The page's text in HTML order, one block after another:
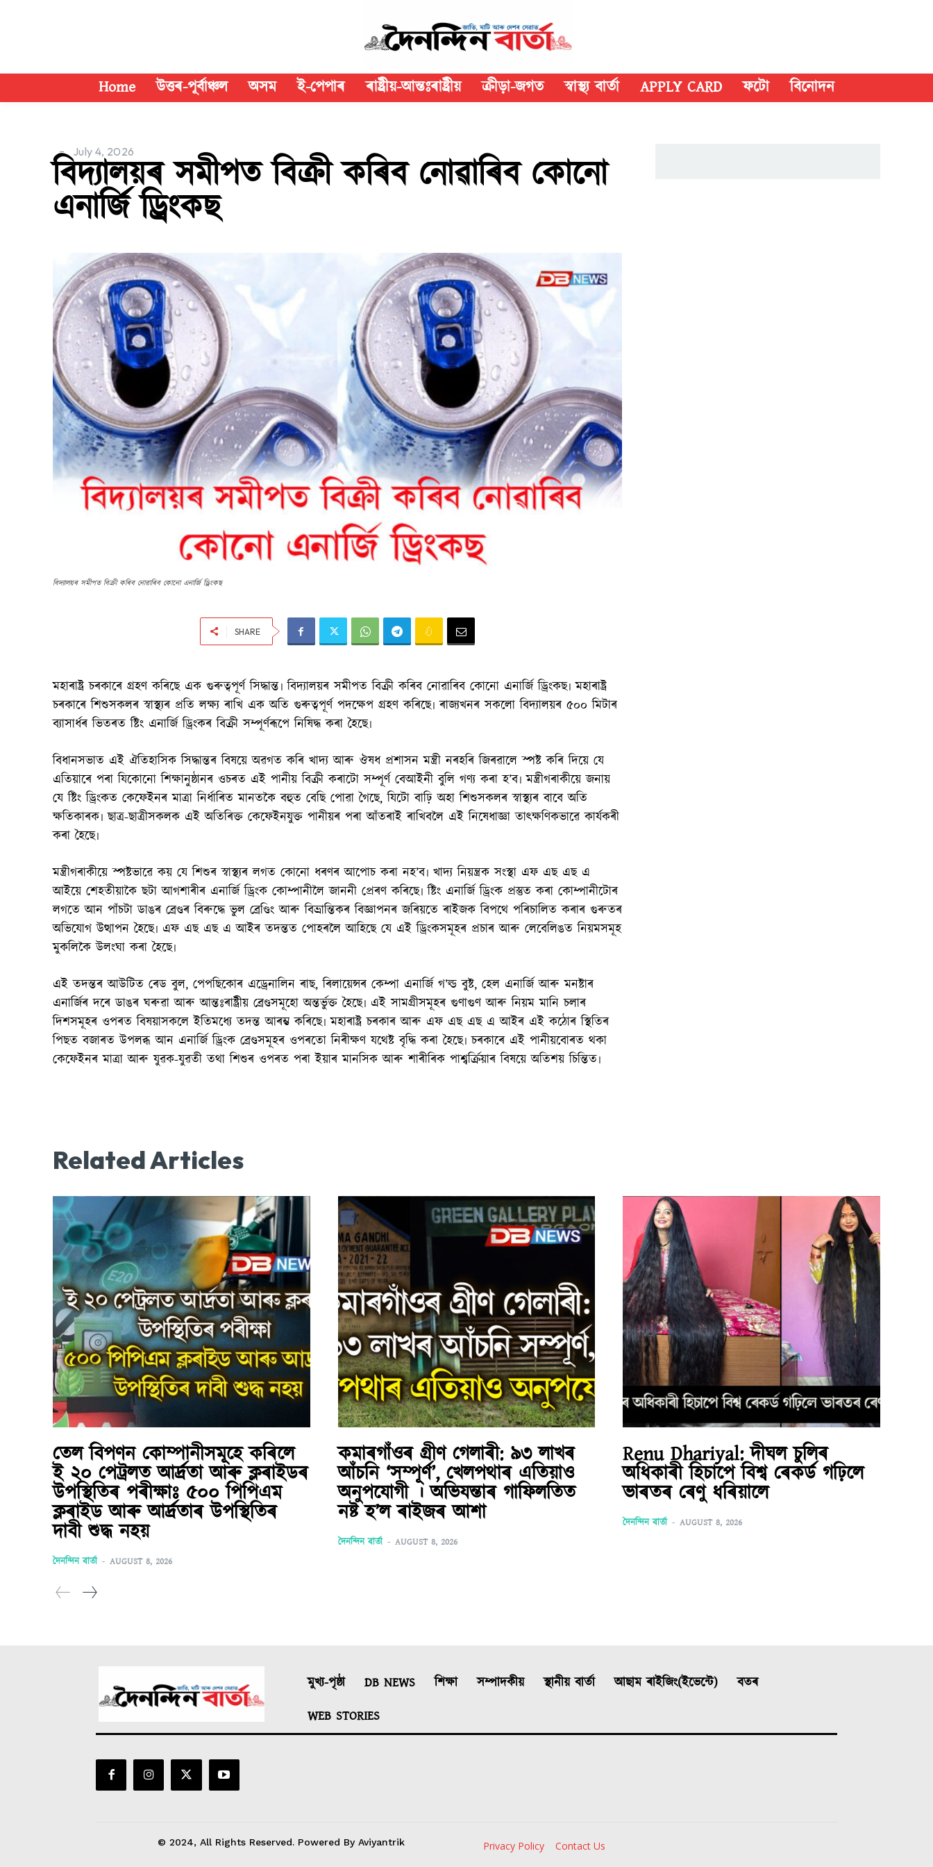
Home উত্তৰ-পূৰ্বাঞ্চল অসম ই-পেপাৰ ৰাষ্ট্ৰীয়-আন্তঃৰাষ্ট্ৰীয় ক্রীড়া-জগত স্বাস্থ্য বাৰ্তা APPLY CARD ফটো বিনোদন
July 4, 2026
বিদ্যালয়ৰ সমীপত বিক্ৰী কৰিব নোৱাৰিব কোনো
এনাৰ্জি ড্ৰিংকছ
বিদ্যালয়ৰ সমীপত বিক্ৰী কৰিব নোৱাৰিব কোনো এনাৰ্জি ড্ৰিংকছ
SHARE
মহাৰাষ্ট্ৰ চৰকাৰে গ্ৰহণ কৰিছে এক গুৰুত্বপূৰ্ণ সিদ্ধান্ত৷ বিদ্যালয়ৰ সমীপত বিক্ৰী কৰিব নোৱাৰিব কোনো এনাৰ্জি ড্ৰিংকছ৷ মহাৰাষ্ট্ৰ
চৰকাৰে শিশুসকলৰ স্বাস্থ্যৰ প্ৰতি লক্ষ্য ৰাখি এক অতি গুৰুত্বপূৰ্ণ পদক্ষেপ গ্ৰহণ কৰিছে৷ ৰাজ্যখনৰ সকলো বিদ্যালয়ৰ ৫০০ মিটাৰ
ব্যাসাৰ্ধৰ ভিতৰত ষ্টিং এনাৰ্জি ড্ৰিংকৰ বিক্ৰী সম্পূৰ্ণৰূপে নিষিদ্ধ কৰা হৈছে৷
বিধানসভাত এই ঐতিহাসিক সিদ্ধান্তৰ বিষয়ে অৱগত কৰি খাদ্য আৰু ঔষধ প্ৰশাসন মন্ত্ৰী নৰহৰি জিৰৱালে স্পষ্ট কৰি দিয়ে যে
এতিয়াৰে পৰা যিকোনো শিক্ষানুষ্ঠানৰ ওচৰত এই পানীয় বিক্ৰী কৰাটো সম্পূৰ্ণ বেআইনী বুলি গণ্য কৰা হ’ব৷ মন্ত্ৰীগৰাকীয়ে জনায়
যে ষ্টিং ড্ৰিংকত কেফেইনৰ মাত্ৰা নিৰ্ধাৰিত মানতকৈ বহুত বেছি পোৱা গৈছে, যিটো বাঢ়ি অহা শিশুসকলৰ স্বাস্থ্যৰ বাবে অতি
ক্ষতিকাৰক৷ ছাত্ৰ-ছাত্ৰীসকলক এই অতিৰিক্ত কেফেইনযুক্ত পানীয়ৰ পৰা আঁতৰাই ৰাখিবলৈ এই নিষেধাজ্ঞা তাৎক্ষণিকভাৱে কাৰ্যকৰী
কৰা হৈছে৷
মন্ত্ৰীগৰাকীয়ে স্পষ্টভাৱে কয় যে শিশুৰ স্বাস্থ্যৰ লগত কোনো ধৰণৰ আপোচ কৰা নহ’ব৷ খাদ্য নিয়ন্ত্ৰক সংস্থা এফ এছ এছ এ
আইয়ে শেহতীয়াকৈ ছটা আগশাৰীৰ এনাৰ্জি ড্ৰিংক কোম্পানীলৈ জাননী প্ৰেৰণ কৰিছে৷ ষ্টিং এনাৰ্জি ড্ৰিংক প্ৰস্তুত কৰা কোম্পানীটোৰ
লগতে আন পাঁচটা ডাঙৰ ব্ৰেণ্ডৰ বিৰুদ্ধে ভুল ব্ৰেণ্ডিং আৰু বিভ্ৰান্তিকৰ বিজ্ঞাপনৰ জৰিয়তে ৰাইজক বিপথে পৰিচালিত কৰাৰ গুৰুতৰ
অভিযোগ উত্থাপন হৈছে৷ এফ এছ এছ এ আইৰ তদন্তত পোহৰলৈ আহিছে যে এই ড্ৰিংকসমূহৰ প্ৰচাৰ আৰু লেবেলিঙত নিয়মসমূহ
মুকলিকৈ উলংঘা কৰা হৈছে৷
এই তদন্তৰ আউটিত ৰেড বুল, পেপছিকোৰ এড্ৰেনালিন ৰাছ, ৰিলায়েন্সৰ কেম্পা এনাৰ্জি গ’ল্ড বুষ্ট, হেল এনাৰ্জি আৰু মনষ্টাৰ
এনাৰ্জিৰ দৰে ডাঙৰ ঘৰুৱা আৰু আন্তঃৰাষ্ট্ৰীয় ব্ৰেণ্ডসমূহো অন্তৰ্ভুক্ত হৈছে৷ এই সামগ্ৰীসমূহৰ গুণাগুণ আৰু নিয়ম মানি চলাৰ
দিশসমূহৰ ওপৰত বিষয়াসকলে ইতিমধ্যে তদন্ত আৰম্ভ কৰিছে৷ মহাৰাষ্ট্ৰ চৰকাৰ আৰু এফ এছ এছ এ আইৰ এই কঠোৰ স্থিতিৰ
পিছত বজাৰত উপলব্ধ আন এনাৰ্জি ড্ৰিংক ব্ৰেণ্ডসমূহৰ ওপৰতো নিৰীক্ষণ যথেষ্ট বৃদ্ধি কৰা হৈছে৷ চৰকাৰে এই পানীয়বোৰত থকা
কেফেইনৰ মাত্ৰা আৰু যুৱক-যুৱতী তথা শিশুৰ ওপৰত পৰা ইয়াৰ মানসিক আৰু শাৰীৰিক পাশ্বৰ্ক্ৰিয়াৰ বিষয়ে অতিশয় চিন্তিত৷
Related Articles
তেল বিপণন কোম্পানীসমূহে কৰিলে
ই ২০ পেট্ৰলত আৰ্দ্ৰতা আৰু ক্লৰাইডৰ
উপস্থিতিৰ পৰীক্ষাঃ ৫০০ পিপিএম
ক্লৰাইড আৰু আৰ্দ্ৰতাৰ উপস্থিতিৰ
দাবী শুদ্ধ নহয়
দৈনন্দিন বাৰ্তা - AUGUST 8, 2026
কমাৰগাঁওৰ গ্ৰীণ গেলাৰী: ৯৩ লাখৰ
আঁচনি ‘সম্পূৰ্ণ’, খেলপথাৰ এতিয়াও
অনুপযোগী । অভিযন্তাৰ গাফিলতিত
নষ্ট হ’ল ৰাইজৰ আশা
দৈনন্দিন বাৰ্তা - AUGUST 8, 2026
Renu Dhariyal: দীঘল চুলিৰ
অধিকাৰী হিচাপে বিশ্ব ৰেকৰ্ড গঢ়িলে
ভাৰতৰ ৰেণু ধৰিয়ালে
দৈনন্দিন বাৰ্তা - AUGUST 8, 2026
মুখ্য-পৃষ্ঠা DB NEWS শিক্ষা সম্পাদকীয় স্থানীয় বাৰ্তা আছাম ৰাইজিং(ইভেন্টে)
বতৰ
WEB STORIES
© 2024, All Rights Reserved. Powered By Aviyantrik Privacy Policy Contact Us